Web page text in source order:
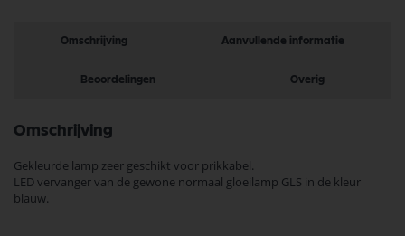
Omschrijving Aanvullende informatie
Beoordelingen Overig
Omschrijving
Gekleurde lamp zeer geschikt voor prikkabel.
LED vervanger van de gewone normaal gloeilamp GLS in de kleur
blauw.